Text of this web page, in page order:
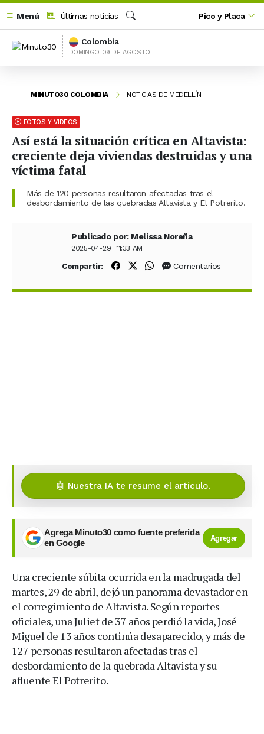
Menú
Últimas noticias
Buscar
Pico y Placa
Colombia
DOMINGO 09 DE AGOSTO
MINUTO30 COLOMBIA NOTICIAS DE MEDELLÍN
FOTOS Y VIDEOS
Así está la situación crítica en Altavista:
creciente deja viviendas destruidas y una
víctima fatal
Más de 120 personas resultaron afectadas tras el
desbordamiento de las quebradas Altavista y El Potrerito.
Publicado por: Melissa Noreña
2025-04-29 | 11:33 AM
Compartir: Compartir en Facebook
Compartir en X (Twitter)
Compartir en WhatsApp
Comentarios
🤖 Nuestra IA te resume el artículo.
Agrega Minuto30 como fuente preferida
en Google
Agregar
Una creciente súbita ocurrida en la madrugada del
martes, 29 de abril, dejó un panorama devastador en
el corregimiento de Altavista. Según reportes
oficiales, una Juliet de 37 años perdió la vida, José
Miguel de 13 años continúa desaparecido, y más de
127 personas resultaron afectadas tras el
desbordamiento de la quebrada Altavista y su
afluente El Potrerito.